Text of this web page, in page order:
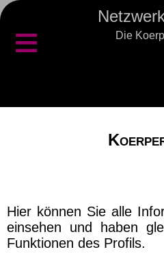
Die
≡
Hier können Sie alle
einsehen und haben
Funktionen des Profils.